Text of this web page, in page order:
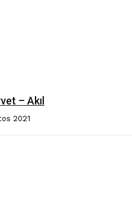
– Akıl
2021